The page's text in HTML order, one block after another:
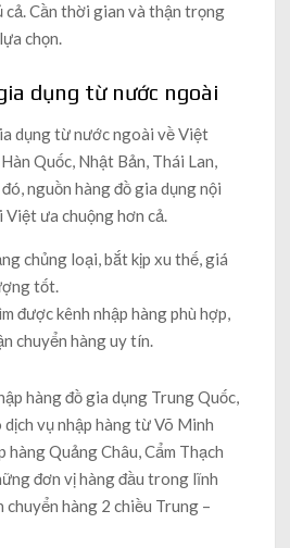
cả. Cần thời gian và thận trọng
chọn.
dụng từ nước ngoài
dụng từ nước ngoài về Việt
Quốc, Nhật Bản, Thái Lan,
nguồn hàng đồ gia dụng nội
ưa chuộng hơn cả.
chủng loại, bắt kịp xu thế, giá
tốt.
được kênh nhập hàng phù hợp,
chuyển hàng uy tín.
hàng đồ gia dụng Trung Quốc,
vụ nhập hàng từ Võ Minh
Quảng Châu, Cẩm Thạch
đơn vị hàng đầu trong lĩnh
chuyển hàng 2 chiều Trung –